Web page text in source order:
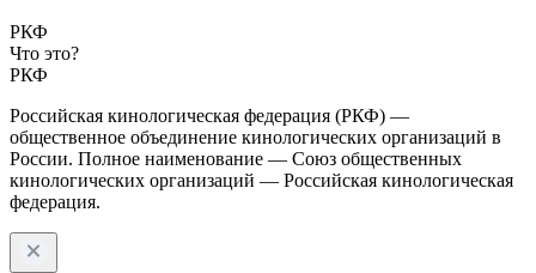
РКФ
Что это?
РКФ
Российская кинологическая федерация (РКФ) —
общественное объединение кинологических организаций в
России. Полное наименование — Союз общественных
кинологических организаций — Российская кинологическая
федерация.